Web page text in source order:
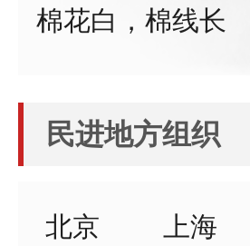
棉花白，棉线长
民进地方组织
北京 上海